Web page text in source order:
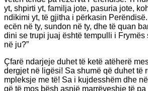
yt, shpirti yt, familja jote, pasuria jote,
ndikimi yt, të gjitha i përkasin
ecën në ty, sundon në ty, dhe të quan
dini se trupi juaj është tempulli i Frymës
në ju?”
Çfarë ndarjeje duhet të ketë atëherë
dergjet në ligësi! Sa shumë që duhet të
mpleksje me të! Sa i kujdesshëm dhe
që të mos bësh asnjë marrëveshje të